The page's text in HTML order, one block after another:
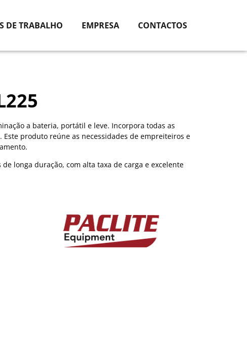
DE TRABALHO EMPRESA CONTACTOS
a bateria, portátil e leve. Incorpora todas as
Este produto reúne as necessidades de empreiteiros e
longa duração, com alta taxa de carga e excelente